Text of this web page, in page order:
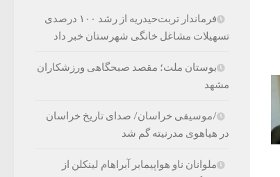
فرماندار تربت‌حیدریه از رشد ۱۰۰ درصدی
تسهیلات مشاغل خانگی شهرستان خبر داد
بوستان ملت؛ مقصد صبحگاهی ورزشکاران
مشهد
/موسیقی خراسان/ صدای تاریخ خراسان
در هیاهوی مدرنیته گم شد
ملوانان ناو هواپیمابر آبراهام لینکلن از